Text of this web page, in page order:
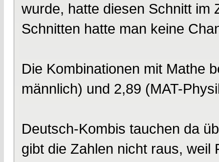
wurde, hatte diesen Schnitt im
Schnitten hatte man keine
Die Kombinationen mit Mathe
männlich) und 2,89 (MAT-
Deutsch-Kombis tauchen da
gibt die Zahlen nicht raus,